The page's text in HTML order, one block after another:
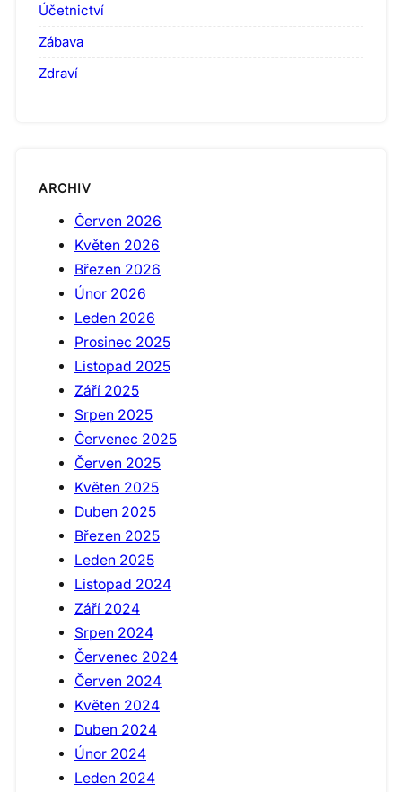
Účetnictví
Zábava
Zdraví
ARCHIV
Červen 2026
Květen 2026
Březen 2026
Únor 2026
Leden 2026
Prosinec 2025
Listopad 2025
Září 2025
Srpen 2025
Červenec 2025
Červen 2025
Květen 2025
Duben 2025
Březen 2025
Leden 2025
Listopad 2024
Září 2024
Srpen 2024
Červenec 2024
Červen 2024
Květen 2024
Duben 2024
Únor 2024
Leden 2024